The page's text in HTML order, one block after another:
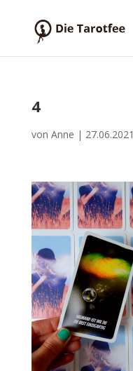
4
von Anne | 27.06.2021